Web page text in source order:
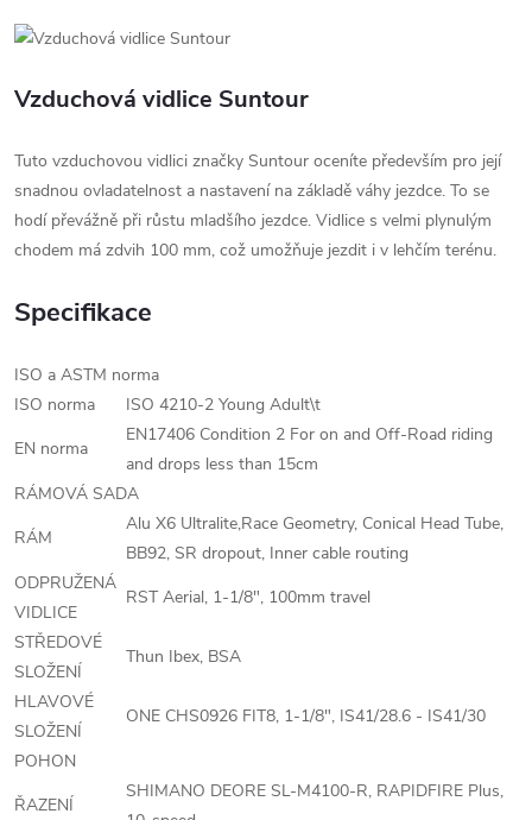
Vzduchová vidlice Suntour
Tuto vzduchovou vidlici značky Suntour oceníte především pro její
snadnou ovladatelnost a nastavení na základě váhy jezdce. To se
hodí převážně při růstu mladšího jezdce. Vidlice s velmi plynulým
chodem má zdvih 100 mm, což umožňuje jezdit i v lehčím terénu.
Specifikace
ISO a ASTM norma
ISO norma
ISO 4210-2 Young Adult\t
EN norma
EN17406 Condition 2 For on and Off-Road riding
and drops less than 15cm
RÁMOVÁ SADA
RÁM
Alu X6 Ultralite,Race Geometry, Conical Head Tube,
BB92, SR dropout, Inner cable routing
ODPRUŽENÁ
VIDLICE
RST Aerial, 1-1/8", 100mm travel
STŘEDOVÉ
SLOŽENÍ
Thun Ibex, BSA
HLAVOVÉ
SLOŽENÍ
ONE CHS0926 FIT8, 1-1/8", IS41/28.6 - IS41/30
POHON
ŘAZENÍ
SHIMANO DEORE SL-M4100-R, RAPIDFIRE Plus,